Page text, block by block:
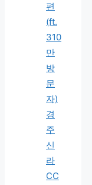
편
(ft.
310
만
방
문
자)
경
주
신
라
CC